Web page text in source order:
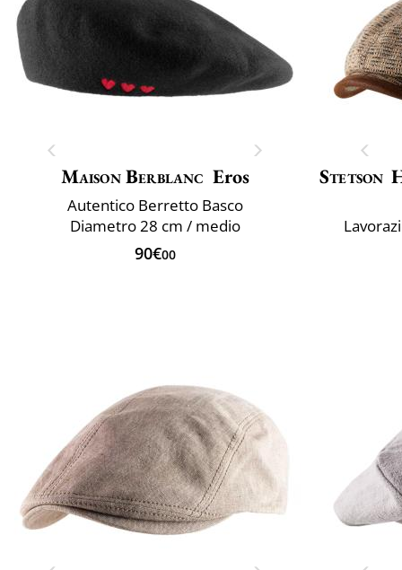
Maison Berblanc Eros
Autentico Berretto Basco
Diametro 28 cm / medio
90€00
Stetson